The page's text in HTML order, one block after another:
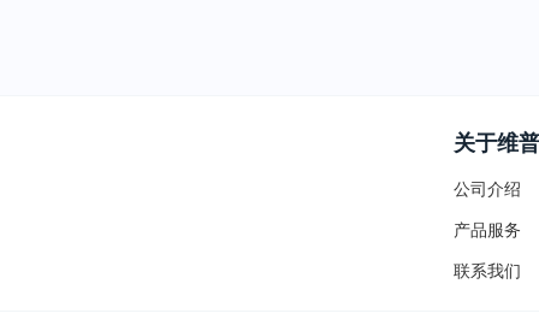
关于维普
公司介绍
产品服务
联系我们